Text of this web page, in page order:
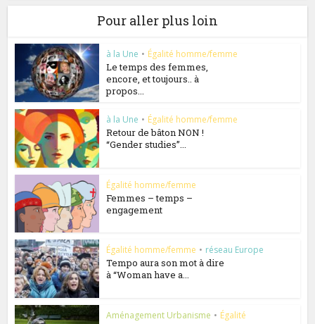
Pour aller plus loin
à la Une • Égalité homme/femme
Le temps des femmes,
encore, et toujours.. à
propos...
à la Une • Égalité homme/femme
Retour de bâton NON !
“Gender studies”...
Égalité homme/femme
Femmes – temps –
engagement
Égalité homme/femme • réseau Europe
Tempo aura son mot à dire
à “Woman have a...
Aménagement Urbanisme • Égalité